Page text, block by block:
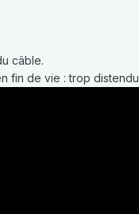
câble.
fin de vie : trop distendu